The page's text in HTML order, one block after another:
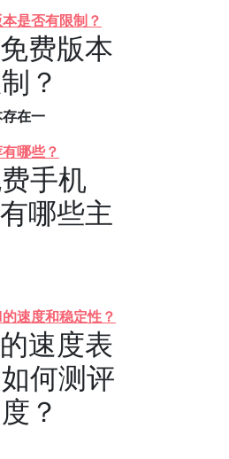
是否有限制？
费版本
？
在一
哪些？
手机
哪些主
速度和稳定性？
速度表
何测评
？